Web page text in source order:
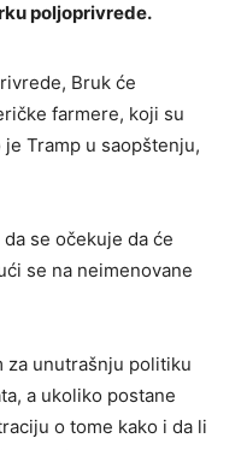
poljoprivrede.
Bruk će
farmere, koji su
Tramp u saopštenju,
se očekuje da će
se na neimenovane
za unutrašnju politiku
a ukoliko postane
o tome kako i da li